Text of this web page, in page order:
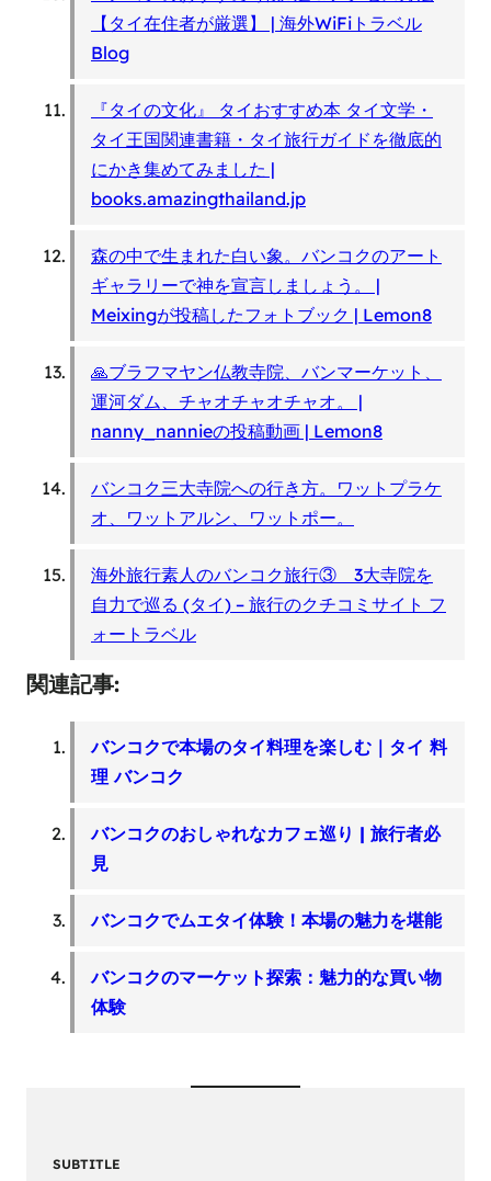
【タイ在住者が厳選】 | 海外WiFiトラベル
Blog
『タイの文化』 タイおすすめ本 タイ文学・
タイ王国関連書籍・タイ旅行ガイドを徹底的
にかき集めてみました |
books.amazingthailand.jp
森の中で生まれた白い象。バンコクのアート
ギャラリーで神を宣言しましょう。 |
Meixingが投稿したフォトブック | Lemon8
🙏ブラフマヤン仏教寺院、バンマーケット、
運河ダム、チャオチャオチャオ。 |
nanny_nannieの投稿動画 | Lemon8
バンコク三大寺院への行き方。ワットプラケ
オ、ワットアルン、ワットポー。
海外旅行素人のバンコク旅行③ 3大寺院を
自力で巡る (タイ) – 旅行のクチコミサイト フ
ォートラベル
関連記事:
バンコクで本場のタイ料理を楽しむ｜タイ 料
理 バンコク
バンコクのおしゃれなカフェ巡り | 旅行者必
見
バンコクでムエタイ体験！本場の魅力を堪能
バンコクのマーケット探索：魅力的な買い物
体験
SUBTITLE